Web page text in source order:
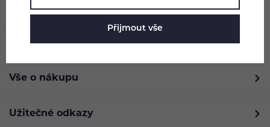
O nás
Vše o nákupu
Užitečné odkazy
Přijmout vše